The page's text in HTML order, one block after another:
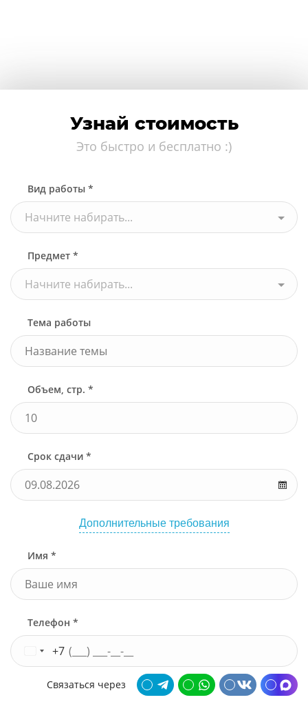
Узнай стоимость
Это быстро и бесплатно :)
Вид работы *
Начните набирать...
Предмет *
Начните набирать...
Тема работы
Объем, стр. *
Срок сдачи *
Дополнительные требования
Имя *
Телефон *
+7
Связаться через